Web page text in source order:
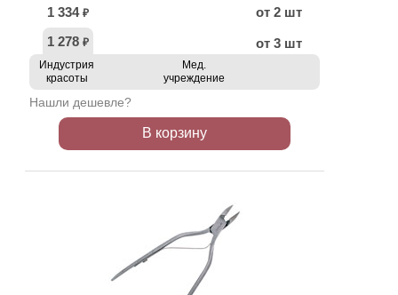
1 334 ₽
от 2 шт
1 278 ₽ от 3 шт
Индустрия
красоты
Мед.
учреждение
Нашли дешевле?
В корзину